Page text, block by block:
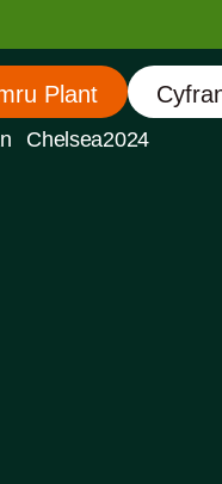
Plant
Chelsea2024